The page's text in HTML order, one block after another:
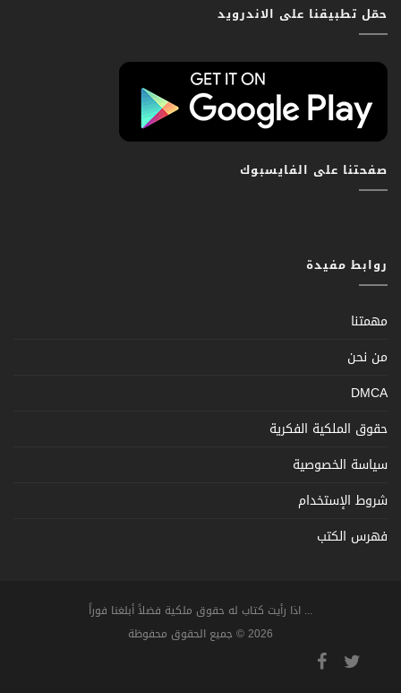
حمّل تطبيقنا على الاندرويد
صفحتنا على الفايسبوك
روابط مفيدة
مهمتنا
من نحن
DMCA
حقوق الملكية الفكرية
سياسة الخصوصية
شروط الإستخدام
فهرس الكتب
... اذا رأيت كتاب له حقوق ملكية فضلاً أبلغنا فوراً
2026 © جميع الحقوق محفوظة